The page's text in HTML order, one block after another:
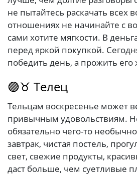
не пытайтесь раскачать всех
отношениях не начинайте с
сами хотите мягкости. В
перед яркой покупкой.
победить день, а прожить его
🟣♉ Телец
Тельцам воскресенье может
привычным удовольствиям.
обязательно чего-то
завтрак, чистая постель,
свет, свежие продукты,
даст больше, чем суетливые